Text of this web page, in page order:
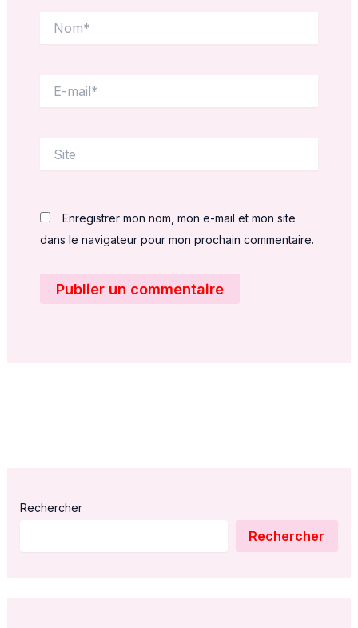
Rechercher
Rechercher
mail*
Enregistrer mon nom, mon e-mail et mon site
dans le navigateur pour mon prochain commentaire.